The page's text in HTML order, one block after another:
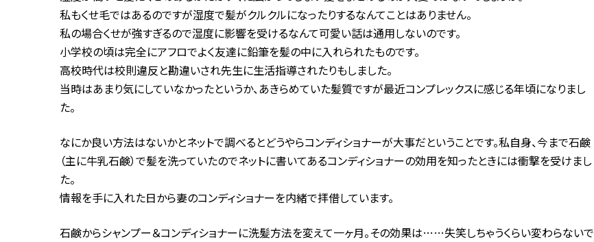
:
私もくせ毛ではあるのですが湿度で髪がクルクルになったりするなんてことはありません。
私の場合くせが強すぎるので湿度に影響を受けるなんて可愛い話は通用しないのです。
小学校の頃は完全にアフロでよく友達に鉛筆を髪の中に入れられたものです。
高校時代は校則違反と勘違いされ先生に生活指導されたりもしました。
当時はあまり気にしていなかったというか、あきらめていた髪質ですが最近コンプレックスに感じる年頃になりまし
た。
なにか良い方法はないかとネットで調べるとどうやらコンディショナーが大事だということです。私自身、今まで石鹸
（主に牛乳石鹸）で髪を洗っていたのでネットに書いてあるコンディショナーの効用を知ったときには衝撃を受けまし
た。
情報を手に入れた日から妻のコンディショナーを内緒で拝借しています。
石鹸からシャンプー＆コンディショナーに洗髪方法を変えて一ヶ月。その効果は……失笑しちゃうくらい変わらないで